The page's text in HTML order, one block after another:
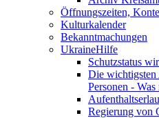
Öffnungszeiten,
Kulturkalender
Bekanntmachungen
UkraineHilfe
Schutzstatus
Die wichtigsten
Personen -
Regierung von